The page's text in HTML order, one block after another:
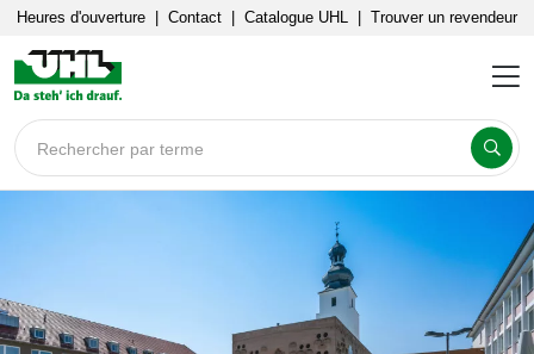
Heures d'ouverture Contact Catalogue UHL Trouver un revendeur
Rechercher par terme